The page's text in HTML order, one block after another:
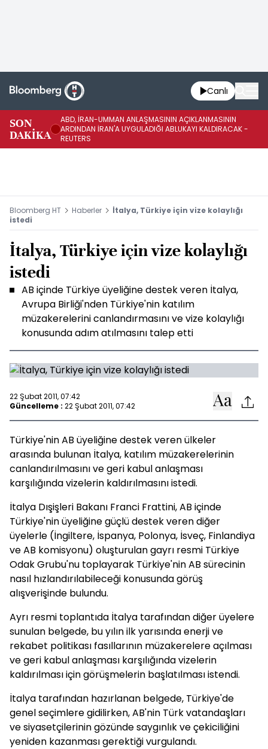
Canlı
SON
DAKİKA
ABD, İRAN-UMMAN ANLAŞMASININ AÇIKLANMASININ
ARDINDAN İRAN'A UYGULADIĞI ABLUKAYI KALDIRACAK -
REUTERS
Bloomberg HT Haberler
İtalya, Türkiye için vize kolaylığı
istedi
İtalya, Türkiye için vize kolaylığı
istedi
AB içinde Türkiye üyeliğine destek veren İtalya,
Avrupa Birliği'nden Türkiye'nin katılım
müzakerelerini canlandırmasını ve vize kolaylığı
konusunda adım atılmasını talep etti
22 Şubat 2011, 07:42
Güncelleme : 22 Şubat 2011, 07:42
Türkiye'nin AB üyeliğine destek veren ülkeler
arasında bulunan İtalya, katılım müzakerelerinin
canlandırılmasını ve geri kabul anlaşması
karşılığında vizelerin kaldırılmasını istedi.
İtalya Dışişleri Bakanı Franci Frattini, AB içinde
Türkiye'nin üyeliğine güçlü destek veren diğer
üyelerle (İngiltere, İspanya, Polonya, İsveç, Finlandiya
ve AB komisyonu) oluşturulan gayrı resmi Türkiye
Odak Grubu'nu toplayarak Türkiye'nin AB sürecinin
nasıl hızlandırılabileceği konusunda görüş
alışverişinde bulundu.
Ayrı resmi toplantıda İtalya tarafından diğer üyelere
sunulan belgede, bu yılın ilk yarısında enerji ve
rekabet politikası fasıllarının müzakerelere açılması
ve geri kabul anlaşması karşılığında vizelerin
kaldırılması için görüşmelerin başlatılması istendi.
İtalya tarafından hazırlanan belgede, Türkiye'de
genel seçimlere gidilirken, AB'nin Türk vatandaşları
ve siyasetçilerinin gözünde saygınlık ve çekiciliğini
yeniden kazanması gerektiği vurgulandı.